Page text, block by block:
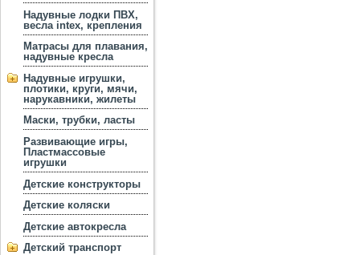
Надувные лодки ПВХ,
весла intex, крепления
Матрасы для плавания,
надувные кресла
Надувные игрушки,
плотики, круги, мячи,
нарукавники, жилеты
Маски, трубки, ласты
Развивающие игры,
Пластмассовые
игрушки
Детские конструкторы
Детские коляски
Детские автокресла
Детский транспорт